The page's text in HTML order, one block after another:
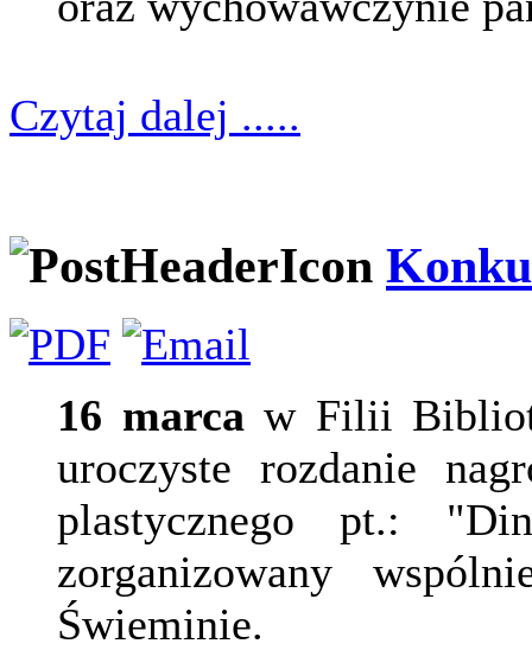
Czytaj dalej .....
16 marcaw Filii
uroczyste rozdanie
plastycznego pt.:
zorganizowany
Świeminie.